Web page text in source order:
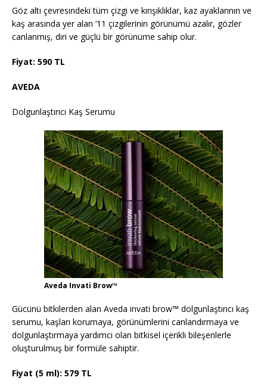
Göz altı çevresindeki tüm çizgi ve kırışıklıklar, kaz ayaklarının ve
kaş arasında yer alan ‘11 çizgilerinin görünümü azalır, gözler
canlanmış, diri ve güçlü bir görünüme sahip olur.
Fiyat: 590 TL
AVEDA
Dolgunlaştırıcı Kaş Serumu
Aveda Invati Brow™
Gücünü bitkilerden alan Aveda invati brow™ dolgunlaştırıcı kaş
serumu, kaşları korumaya, görünümlerini canlandırmaya ve
dolgunlaştırmaya yardımcı olan bitkisel içerikli bileşenlerle
oluşturulmuş bir formüle sahiptir.
Fiyat (5 ml): 579 TL